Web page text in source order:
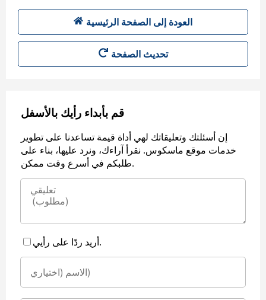
العودة إلى الصفحة الرئيسية
تحديث الصفحة
قم بأبداء رأيك بالأسفل
إن أسئلتك وتعليقاتك لهي أداة قيمة تساعدنا على تطوير
خدمات موقع ماسكوس. نقرأ آراءك، ونرد عليها، بناء على
طلبكم في أسرع وقت ممكن.
أريد ردًا على رأيي.